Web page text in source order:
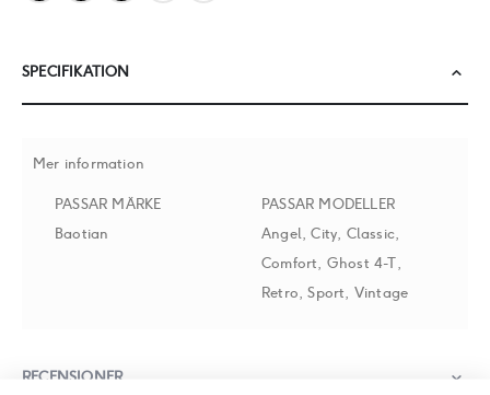
SPECIFIKATION
Mer information
PASSAR MÄRKE
Baotian
PASSAR MODELLER
Angel, City, Classic,
Comfort, Ghost 4-T,
Retro, Sport, Vintage
RECENSIONER